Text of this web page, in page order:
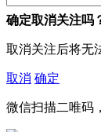
确定取消关注吗
取消关注后将无
取消 确定
微信扫描二唯码